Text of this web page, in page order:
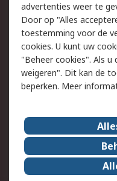
Wettelijk
Cookiebeleid
Privacybeleid
Algemene
Over RS
RS Group
RS wereldwijd
ESG
advertenties weer te
Door op "Alles
toestemming voor de
cookies. U kunt uw
"Beheer cookies". Als
weigeren". Dit kan de
beperken. Meer